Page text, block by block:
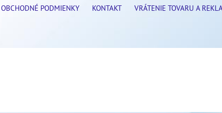
OBCHODNÉ PODMIENKY KONTAKT VRÁTENIE TOVARU A